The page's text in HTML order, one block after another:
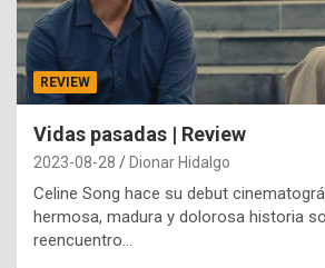
REVIEW
Vidas pasadas | Review
2023-08-28 Dionar Hidalgo
Celine Song hace su debut
hermosa, madura y dolorosa historia
reencuentro…